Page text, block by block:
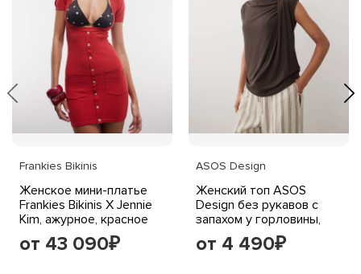
Frankies Bikinis
Женское мини-платье
Frankies Bikinis X Jennie
Kim, ажурное, красное
от 43 090₽
ASOS Design
Женский топ ASOS
Design без рукавов с
запахом у горловины,
шоколадный
от 4 490₽